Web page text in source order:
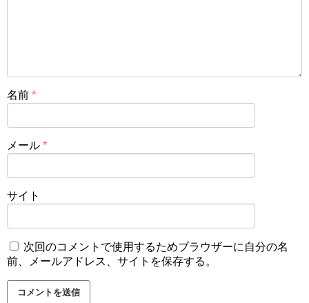
名前 *
メール *
サイト
次回のコメントで使用するためブラウザーに自分の名
前、メールアドレス、サイトを保存する。